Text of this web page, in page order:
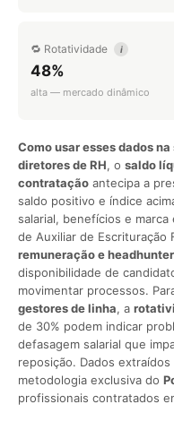
🔁 Rotatividade i
48%
alta — mercado dinâmico
Como usar esses dados
diretores de RH, o saldo
contratação antecipa a
saldo positivo e índice
salarial, benefícios e
de Auxiliar de Escrituração
remuneração e
disponibilidade de
movimentar processos.
gestores de linha, a
de 30% podem indicar
defasagem salarial que
reposição. Dados extraídos
metodologia exclusiva do
profissionais contratados